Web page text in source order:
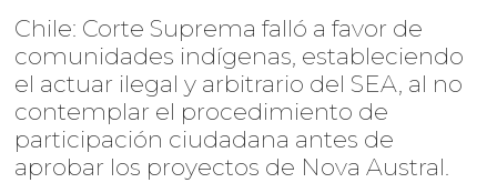
Chile: Corte Suprema falló a favor de
comunidades indígenas, estableciendo
el actuar ilegal y arbitrario del SEA, al no
contemplar el procedimiento de
participación ciudadana antes de
aprobar los proyectos de Nova Austral.